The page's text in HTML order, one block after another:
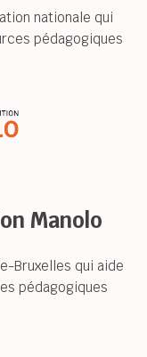
nationale qui
pédagogiques
Manolo
Bruxelles qui aide
pédagogiques